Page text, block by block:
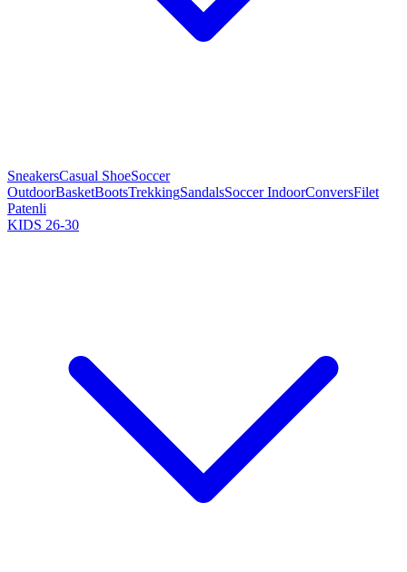
SneakersCasual ShoeSoccer
OutdoorBasketBootsTrekkingSandalsSoccer IndoorConversFilet
Patenli
KIDS 26-30